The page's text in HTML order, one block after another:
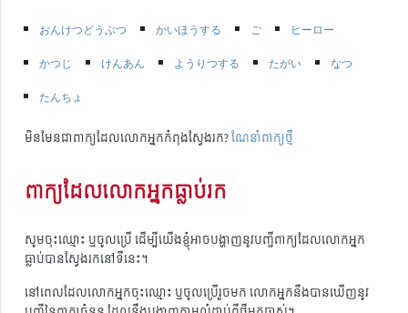
おんけつどうぶつ かいほうする ご
ヒーロー
かつじ
けんあん ようりつする たがい
なつ
たんちょ
មិនមែនជាពាក្យដែលលោកអ្នកកំពុងស្វែងរក?ណែនាំពាក្យថ្មី
ពាក្យដែលលោកអ្នកធ្លាប់រក
សូមចុះឈ្មោះ ឬចូលប្រើ ដើម្បីយើងខ្ញុំអាចបង្ហាញនូវបញ្ជីពាក្យដែលលោកអ្នក
ធ្លាប់បានស្វែងរកនៅទីនេះ។
នៅពេលដែលលោកអ្នកចុះឈ្មោះ ឬចូលប្រើរួចមក លោកអ្នកនឹងបានឃើញនូវ